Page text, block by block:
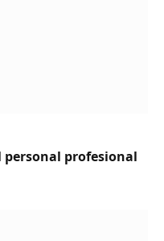
profesional